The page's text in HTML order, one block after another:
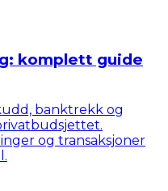
komplett guide
banktrekk og
og transaksjoner